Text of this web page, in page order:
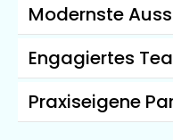
Modernste
Engagiertes
Praxiseigene